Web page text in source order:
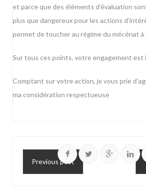
et parce que des éléments d’évaluation
plus que dangereux pour les actions
permet de toucher au régime du mécénat à
Sur tous ces points, votre engagement est
Comptant sur votre action, je vous prie
ma considération respectueuse
Previous post